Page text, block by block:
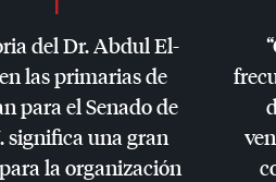
del Dr. Abdul El-
las primarias de
para el Senado de
significa una gran
la organización